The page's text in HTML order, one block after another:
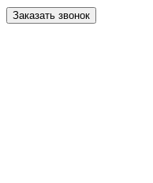
Заказать звонок